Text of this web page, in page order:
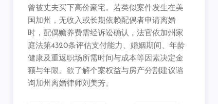
曾被丈夫买下高价豪宅。若类似案件发生在美
国加州，无收入或长期依赖配偶者申请离婚
时，配偶赡养费需经诉讼确认，法官依加州家
庭法第4320条评估支付能力、婚姻期间、年龄
健康及重返职场所需时间与成本等因素决定金
额与年限。欲了解个案权益与房产分割建议谘
询加州离婚律师刘美芳。